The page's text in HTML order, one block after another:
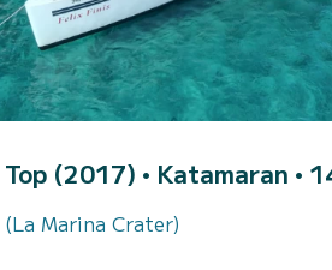
(2017) • Katamaran •
Marina Crater)